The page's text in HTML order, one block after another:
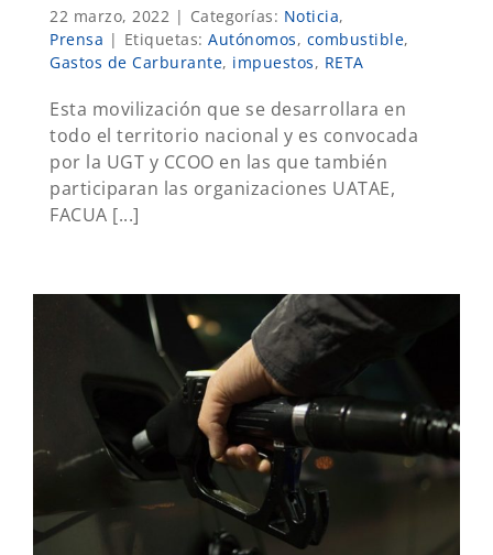
22 marzo, 2022 | Categorías: Noticia,
Prensa | Etiquetas: Autónomos, combustible,
Gastos de Carburante, impuestos, RETA
Esta movilización que se desarrollara en
todo el territorio nacional y es convocada
por la UGT y CCOO en las que también
participaran las organizaciones UATAE,
FACUA [...]